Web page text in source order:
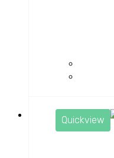
Quickview